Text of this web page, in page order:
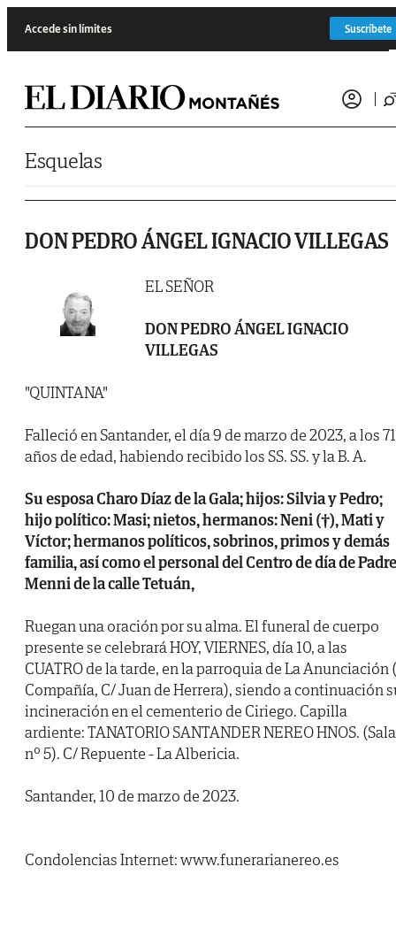
Accede sin límites Suscríbete
Esquelas
DON PEDRO ÁNGEL IGNACIO VILLEGAS
EL SEÑOR
DON PEDRO ÁNGEL IGNACIO
VILLEGAS
"QUINTANA"
Falleció en Santander, el día 9 de marzo de 2023, a los 71
años de edad, habiendo recibido los SS. SS. y la B. A.
Su esposa Charo Díaz de la Gala; hijos: Silvia y Pedro;
hijo político: Masi; nietos, hermanos: Neni (†), Mati y
Víctor; hermanos políticos, sobrinos, primos y demás
familia, así como el personal del Centro de día de Padre
Menni de la calle Tetuán,
Ruegan una oración por su alma. El funeral de cuerpo
presente se celebrará HOY, VIERNES, día 10, a las
CUATRO de la tarde, en la parroquia de La Anunciación (
Compañía, C/ Juan de Herrera), siendo a continuación
incineración en el cementerio de Ciriego. Capilla
ardiente: TANATORIO SANTANDER NEREO HNOS. (Sala
nº 5). C/ Repuente - La Albericia.
Santander, 10 de marzo de 2023.
Condolencias Internet: www.funerarianereo.es